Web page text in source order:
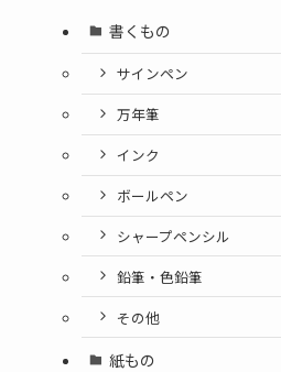
書くもの
サインペン
万年筆
インク
ボールペン
シャープペンシル
鉛筆・色鉛筆
その他
紙もの